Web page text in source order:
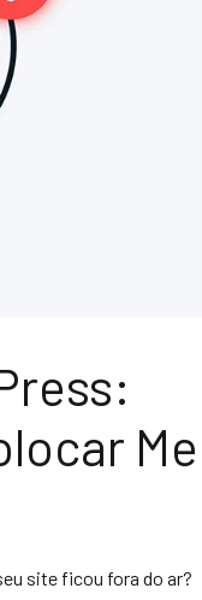
site ficou fora do ar?